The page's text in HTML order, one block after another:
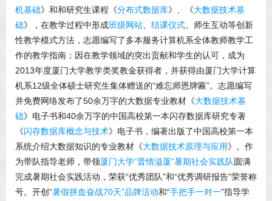
机基础》和和研究生课程《分布式数据库》、《大数据技术基
础》，在教学过程中形成班级网站 结课仪式 、师生互动等创新
性教学模式方法，志愿编写了多本服务计算机系全体教师教学工
作的教学指南；因在教学领域的突出贡献和学生的认可，成为
2013年度厦门大学教学类奖教金获得者，并获得由厦门大学计算
机系12级全体硕士研究生集体赠送的“难忘师恩牌匾”。志愿编写
并免费网络发布了50余万字的大数据专业教材《大数据技术基
础》电子书和40余万字的中国高校第一本闪存数据库研究专著
《闪存数据库概念与技术》电子书，编著出版了中国高校第一本
系统介绍大数据知识的专业教材《大数据技术原理与应用》。作
为带队指导老师，带领厦门大学“晋情溢厦”暑期社会实践队圆满
完成暑期社会实践活动，荣获“优秀团队”和“优秀调研报告”荣誉称
号。开创“暑假拼血奋战70天”品牌活动和“手把手一对一”指导学